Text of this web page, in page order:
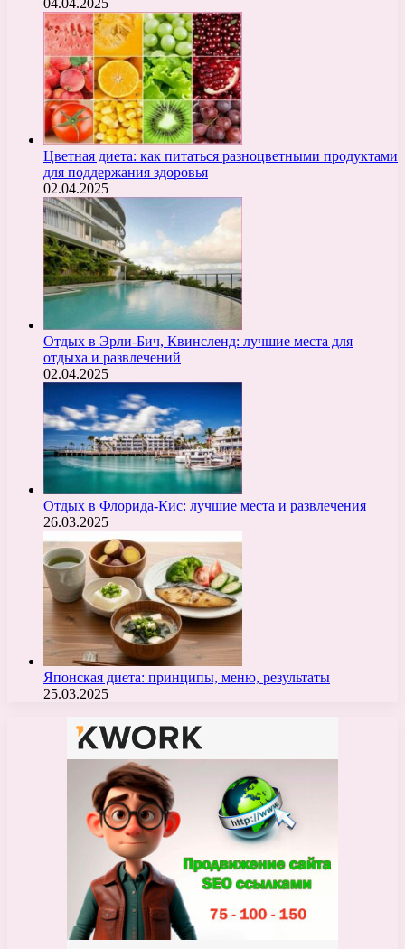
Цветная диета: как питаться разноцветными продуктами
для поддержания здоровья
02.04.2025
Отдых в Эрли-Бич, Квинсленд: лучшие места для
отдыха и развлечений
02.04.2025
Отдых в Флорида-Кис: лучшие места и развлечения
26.03.2025
Японская диета: принципы, меню, результаты
25.03.2025